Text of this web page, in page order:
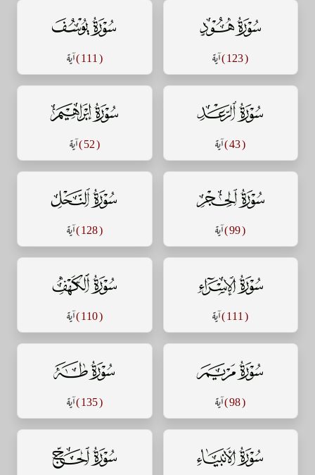
سورة هود
( 123 ) آية
سورة يوسف
( 111 ) آية
سورة الرعد
( 43 ) آية
سورة إبراهيم
( 52 ) آية
سورة الحجر
( 99 ) آية
سورة النحل
( 128 ) آية
سورة الإسراء
( 111 ) آية
سورة الكهف
( 110 ) آية
سورة مريم
( 98 ) آية
سورة طه
( 135 ) آية
سورة الأنبياء سورة الحج